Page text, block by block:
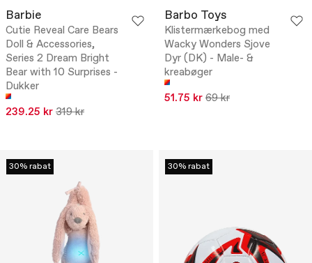
Barbie
Cutie Reveal Care Bears
Doll & Accessories,
Series 2 Dream Bright
Bear with 10 Surprises -
Dukker
239.25 kr 319 kr
Barbo Toys
Klistermærkebog med
Wacky Wonders Sjove
Dyr (DK) - Male- &
kreabøger
51.75 kr 69 kr
30% rabat 30% rabat